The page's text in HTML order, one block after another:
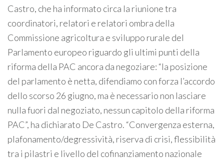
Castro, che ha informato circa la riunione tra
coordinatori, relatori e relatori ombra della
Commissione agricoltura e sviluppo rurale del
Parlamento europeo riguardo gli ultimi punti della
riforma della PAC ancora da negoziare: “la posizione
del parlamento è netta, difendiamo con forza l’accordo
dello scorso 26 giugno, ma è necessario non lasciare
nulla fuori dal negoziato, nessun capitolo della riforma
PAC”, ha dichiarato De Castro. “Convergenza esterna,
plafonamento/degressività, riserva di crisi, flessibilità
tra i pilastri e livello del cofinanziamento nazionale